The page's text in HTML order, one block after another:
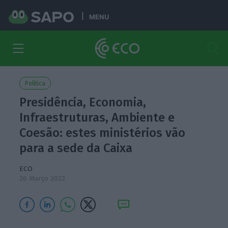
MENU
Política
Presidência, Economia,
Infraestruturas, Ambiente e
Coesão: estes ministérios vão
para a sede da Caixa
ECO
26 Março 2022